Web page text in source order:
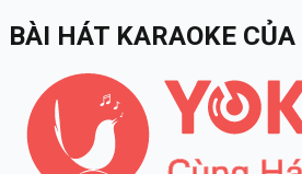
BÀI HÁT KARAOKE CỦA